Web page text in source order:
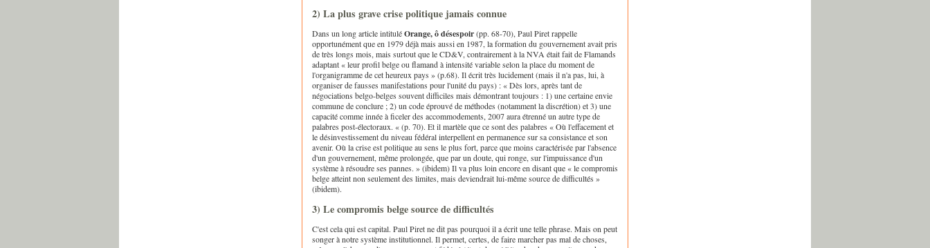
2) La plus grave crise politique jamais connue
Dans un long article intituléOrange, ô désespoir(pp. 68-70), Paul Piret rappelle
opportunément que en 1979 déjà mais aussi en 1987, la formation du gouvernement avait pris
de très longs mois, mais surtout que le CD&V, contrairement à la NVA était fait de Flamands
adaptant « leur profil belge ou flamand à intensité variable selon la place du moment de
l'organigramme de cet heureux pays » (p.68). Il écrit très lucidement (mais il n'a pas, lui, à
organiser de fausses manifestations pour l'unité du pays) : « Dès lors, après tant de
négociations belgo-belges souvent difficiles mais démontrant toujours : 1) une certaine envie
commune de conclure ; 2) un code éprouvé de méthodes (notamment la discrétion) et 3) une
capacité comme innée à ficeler des accommodements, 2007 aura étrenné un autre type de
palabres post-électoraux. « (p. 70). Et il martèle que ce sont des palabres « Où l'effacement et
le désinvestissement du niveau fédéral interpellent en permanence sur sa consistance et son
avenir. Où la crise est politique au sens le plus fort, parce que moins caractérisée par l'absence
d'un gouvernement, même prolongée, que par un doute, qui ronge, sur l'impuissance d'un
système à résoudre ses pannes. » (ibidem) Il va plus loin encore en disant que « le compromis
belge atteint non seulement des limites, mais deviendrait lui-même source de difficultés »
(ibidem).
3) Le compromis belge source de difficultés
C'est cela qui est capital. Paul Piret ne dit pas pourquoi il a écrit une telle phrase. Mais on peut
songer à notre système institutionnel. Il permet, certes, de faire marcher pas mal de choses,